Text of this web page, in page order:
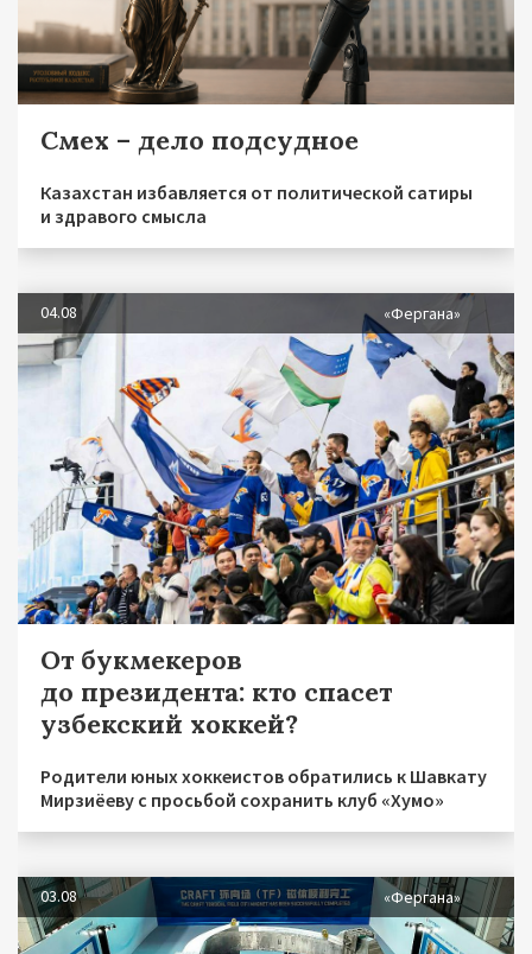
Смех – дело подсудное
Казахстан избавляется от политической сатиры
и здравого смысла
04.08 «Фергана»
От букмекеров
до президента: кто спасет
узбекский хоккей?
Родители юных хоккеистов обратились к Шавкату
Мирзиёеву с просьбой сохранить клуб «Хумо»
03.08 «Фергана»